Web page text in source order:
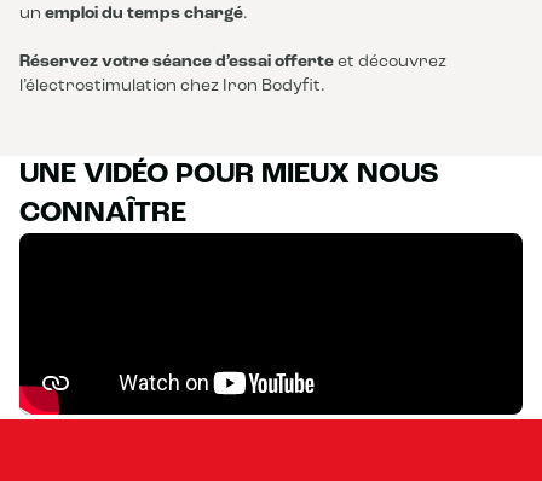
un emploi du temps chargé.
Réservez votre séance d’essai offerte et découvrez
l’électrostimulation chez Iron Bodyfit.
UNE VIDÉO POUR MIEUX NOUS
CONNAÎTRE